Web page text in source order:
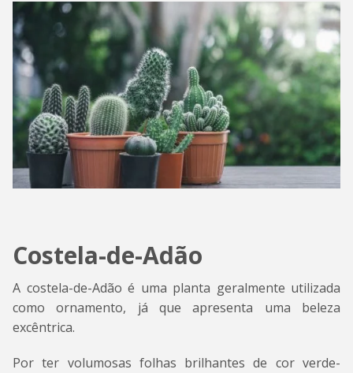
Costela-de-Adão
A costela-de-Adão é uma planta geralmente utilizada
como ornamento, já que apresenta uma beleza
excêntrica.
Por ter volumosas folhas brilhantes de cor verde-